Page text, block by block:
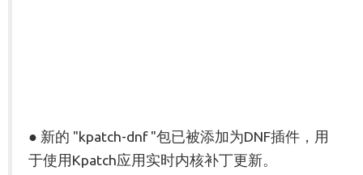
● 新的 "kpatch-dnf "包已被添加为DNF插件，用
于使用Kpatch应用实时内核补丁更新。